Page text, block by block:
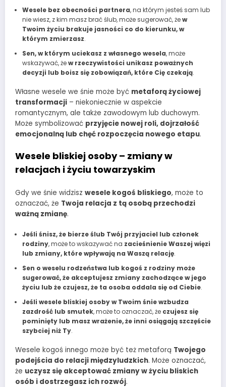
Wesele bez obecności partnera, na którym jesteś sam lub
nie wiesz, z kim masz brać ślub, może sugerować, żew
Twoim życiu brakuje jasności co do kierunku, w
którym zmierzasz.
Sen, w którym uciekasz z własnego wesela, może
wskazywać, żew rzeczywistości unikasz poważnych
decyzji lub boisz się zobowiązań, które Cię czekają.
Własne wesele we śnie może być metaforą życiowej
transformacji – niekoniecznie w aspekcie
romantycznym, ale także zawodowym lub duchowym.
Może symbolizować przyjęcie nowej roli, dojrzałość
emocjonalną lub chęć rozpoczęcia nowego etapu.
Wesele bliskiej osoby – zmiany w
relacjach i życiu towarzyskim
Gdy we śnie widzisz wesele kogoś bliskiego, może to
oznaczać, że Twoja relacja z tą osobą przechodzi
ważną zmianę.
Jeśli śnisz, że bierze ślub Twój przyjaciel lub członek
rodziny, może to wskazywać na zacieśnienie Waszej więzi
lub zmiany, które wpływają na Waszą relację.
Sen o weselu rodzeństwa lub kogoś z rodziny może
sugerować, że akceptujesz zmiany zachodzące w jego
życiu lub że czujesz, że ta osoba oddala się od Ciebie.
Jeśli wesele bliskiej osoby w Twoim śnie wzbudza
zazdrość lub smutek, może to oznaczać, że czujesz się
pominięty lub masz wrażenie, że inni osiągają szczęście
szybciej niż Ty.
Wesele kogoś innego może być też metaforą Twojego
podejścia do relacji międzyludzkich. Może oznaczać,
że uczysz się akceptować zmiany w życiu bliskich
osób i dostrzegasz ich rozwój.